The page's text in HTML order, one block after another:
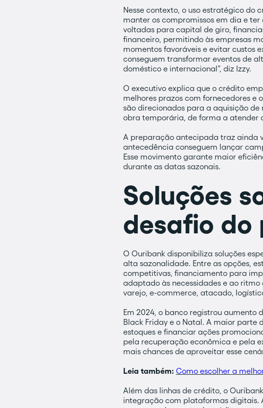
Nesse contexto, o uso estratégico
manter os compromissos em dia e
voltadas para capital de giro,
financeiro, permitindo às empresas
momentos favoráveis e evitar custos
conseguem transformar eventos de
doméstico e internacional”, diz Izzy.
O executivo explica que o crédito
melhores prazos com fornecedores e
são direcionados para a aquisição
obra temporária, de forma a atender
A preparação antecipada traz ainda
antecedência conseguem lançar
Esse movimento garante maior
durante as datas sazonais.
Soluções
desafio do
O Ouribank disponibiliza soluções
alta sazonalidade. Entre as opções,
competitivas, financiamento para
adaptado às necessidades e ao ritmo
varejo, e-commerce, atacado,
Em 2024, o banco registrou aumento
Black Friday e o Natal. A maior parte
estoques e financiar ações
pela recuperação econômica e pela
mais chances de aproveitar esse
Leia também: Como escolher a
Além das linhas de crédito, o
integração com plataformas digitais.